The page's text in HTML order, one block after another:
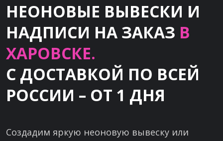
НЕОНОВЫЕ ВЫВЕСКИ И
НАДПИСИ НА ЗАКАЗ В
ХАРОВСКЕ.
С ДОСТАВКОЙ ПО ВСЕЙ
РОССИИ – ОТ 1 ДНЯ
Создадим яркую неоновую вывеску или